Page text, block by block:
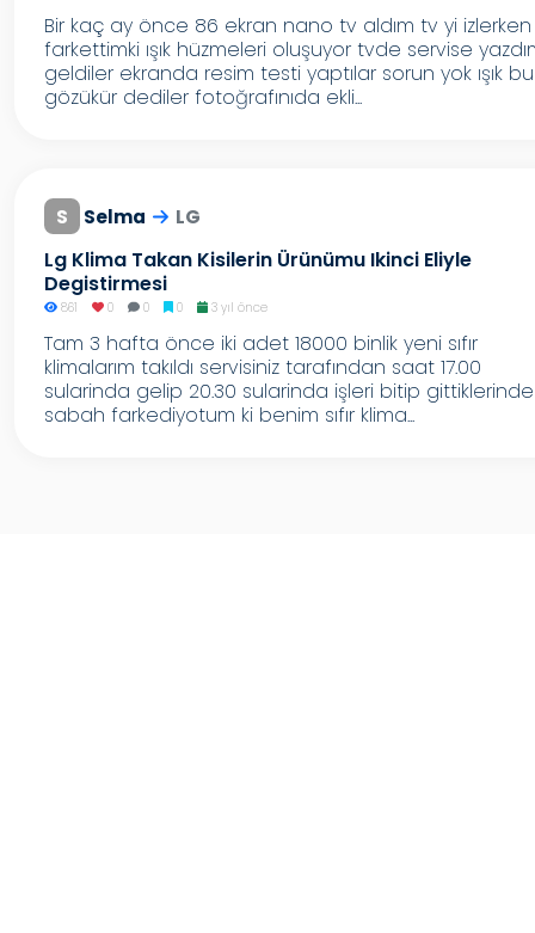
Bir kaç ay önce 86 ekran nano tv aldım tv yi izlerken
farkettimki ışık hüzmeleri oluşuyor tvde servise
geldiler ekranda resim testi yaptılar sorun yok ışık bu
gözükür dediler fotoğrafınıda ekli...
S Selma LG
Lg Klima Takan Kisilerin Ürünümu Ikinci Eliyle
Degistirmesi
861 0 0 0 3 yıl önce
Tam 3 hafta önce iki adet 18000 binlik yeni sıfır
klimalarım takıldı servisiniz tarafından saat 17.00
sularinda gelip 20.30 sularinda işleri bitip gittiklerinde
sabah farkediyotum ki benim sıfır klima...